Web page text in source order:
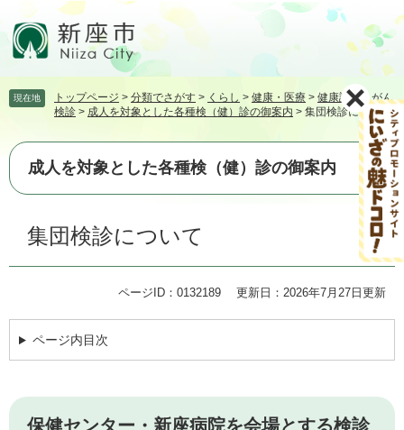
頭
す。
飛
て
本
現在地 トップページ > 分類でさがす > くらし > 健康・医療 > 健康診査・がん
検診 > 成人を対象とした各種検（健）診の御案内 > 集団検診について
成人を対象とした各種検（健）診の御案内
集団検診について
ページID：0132189 更新日：2026年7月27日更新
ページ内目次
保健センター・新座病院を会場とする検診